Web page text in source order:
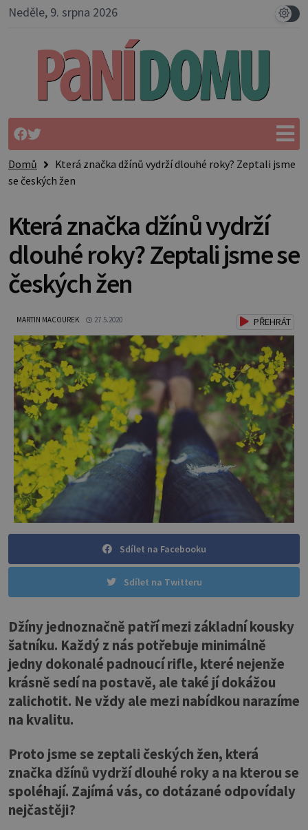
Neděle, 9. srpna 2026
Domů
Která značka džínů vydrží dlouhé roky? Zeptali jsme
se českých žen
Která značka džínů vydrží
dlouhé roky? Zeptali jsme se
českých žen
MARTIN MACOUREK 27.5.2020 PŘEHRÁT
Sdílet na Facebooku
Sdílet na Twitteru
Džíny jednoznačně patří mezi základní kousky
šatníku. Každý z nás potřebuje minimálně
jedny dokonalé padnoucí rifle, které nejenže
krásně sedí na postavě, ale také jí dokážou
zalichotit. Ne vždy ale mezi nabídkou narazíme
na kvalitu.
Proto jsme se zeptali českých žen, která
značka džínů vydrží dlouhé roky a na kterou se
spoléhají. Zajímá vás, co dotázané odpovídaly
nejčastěji?